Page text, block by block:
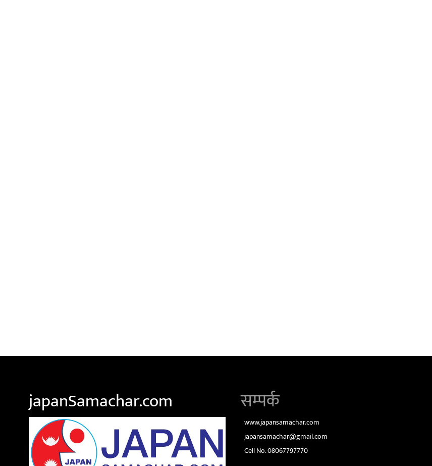
japanSamachar.com सम्पर्क
www.japansamachar.com
japansamachar@gmail.com
Cell No. 08067797770